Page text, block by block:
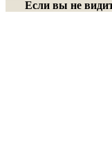
Если вы не